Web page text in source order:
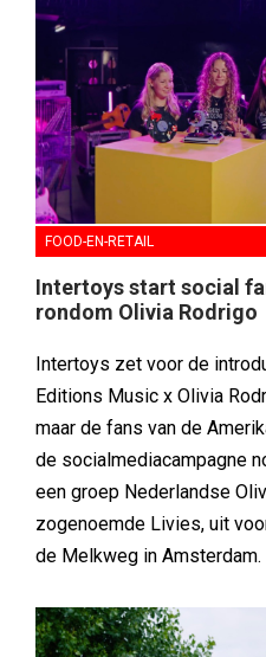
FOOD-EN-RETAIL
Intertoys start social
rondom Olivia Rodrigo
Intertoys zet voor de
Editions Music x Olivia
maar de fans van de
de socialmediacampagne
een groep Nederlandse
zogenoemde Livies, uit
de Melkweg in Amsterdam.